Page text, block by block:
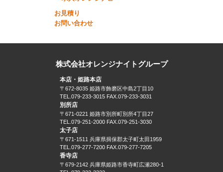
お見積り
お問い合わせ
株式会社オレンジナイトグループ
本店・姫路本店
〒672-8035 姫路市飾磨区中島2丁目10
TEL.079-233-3015 FAX.079-233-3031
別所店
〒671-0221 姫路市別所町別所4丁目27
TEL.079-251-2000 FAX.079-251-3030
太子店
〒671-1511 兵庫県揖保郡太子町太田1959
TEL.079-277-7200 FAX.079-277-7205
香寺店
〒679-2142 兵庫県姫路市香寺町広瀬280-1